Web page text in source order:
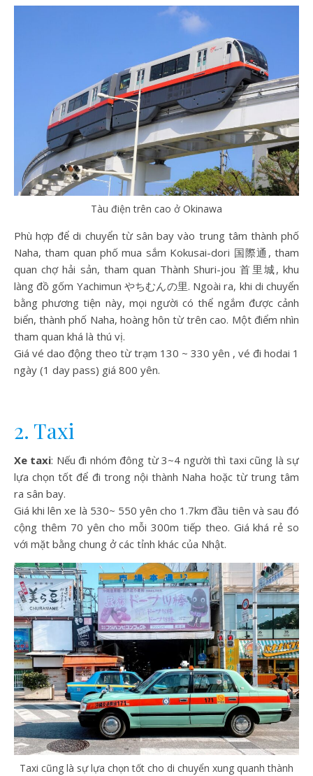
Tàu điện trên cao ở Okinawa
Phù hợp để di chuyển từ sân bay vào trung tâm thành phố
Naha, tham quan phố mua sắm Kokusai-dori 国際通, tham
quan chợ hải sản, tham quan Thành Shuri-jou 首里城, khu
làng đồ gốm Yachimun やちむんの里. Ngoài ra, khi di chuyển
bằng phương tiện này, mọi người có thể ngắm được cảnh
biển, thành phố Naha, hoàng hôn từ trên cao. Một điểm nhìn
tham quan khá là thú vị.
Giá vé dao động theo từ trạm 130 ~ 330 yên , vé đi hodai 1
ngày (1 day pass) giá 800 yên.
2. Taxi
Xe taxi: Nếu đi nhóm đông từ 3~4 người thì taxi cũng là sự
lựa chọn tốt để đi trong nội thành Naha hoặc từ trung tâm
ra sân bay.
Giá khi lên xe là 530~ 550 yên cho 1.7km đầu tiên và sau đó
cộng thêm 70 yên cho mỗi 300m tiếp theo. Giá khá rẻ so
với mặt bằng chung ở các tỉnh khác của Nhật.
Taxi cũng là sự lựa chọn tốt cho di chuyển xung quanh thành